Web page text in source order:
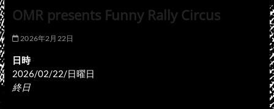
OMR presents Funny Rally Circus
2026年2月22日
日時
2026/02/22/日曜日
終日